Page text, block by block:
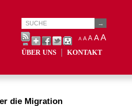
A A A AA
ÜBER UNS KONTAKT
die Migration